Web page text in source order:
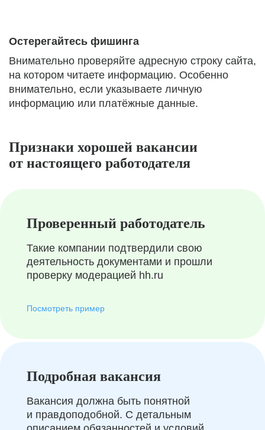
Остерегайтесь фишинга
Внимательно проверяйте адресную строку сайта,
на котором читаете информацию. Особенно
внимательно, если указываете личную
информацию или платёжные данные.
Признаки хорошей вакансии
от настоящего работодателя
Проверенный работодатель
Такие компании подтвердили свою
деятельность документами и прошли
проверку модерацией hh.ru
Посмотреть пример
Подробная вакансия
Вакансия должна быть понятной
и правдоподобной. С детальным